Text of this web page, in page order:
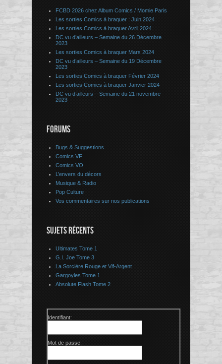
FCBD 2026 chez Album Comics / Momie Paris
Les sorties Comics à braquer : Juin 2024
Les sorties Comics à braquer Avril 2024
DC vu d’ailleurs – Semaine du 26 Décembre
2023
Les sorties Comics à braquer Mars 2024
DC vu d’ailleurs – Semaine du 19 Décembre
2023
Les sorties Comics à braquer Février 2024
Les sorties Comics à braquer Janvier 2024
DC vu d’ailleurs – Semaine du 21 novembre
2023
FORUMS
Bugs & Suggestions
Comics VF
Comics VO
L’envers du décors
Musique & Radio
Pop Culture
Vos commentaires sur nos publications
SUJETS RÉCENTS
Ultimates Tome 1
G.I. Joe Tome 3
La Sorcière Rouge et Vif-Argent
Gargoyles Tome 1
Absolute Flash Tome 2
Identifiant:
Mot de passe: